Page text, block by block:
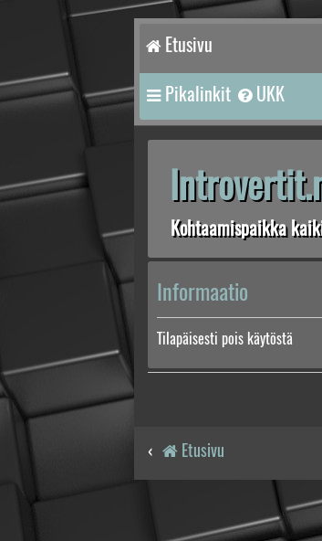
Etusivu
Pikalinkit UKK
Kohtaamispaikka
Informaatio
Tilapäisesti pois käytöstä
Etusivu